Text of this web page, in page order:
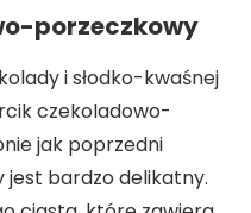
porzeczkowy
i słodko-kwaśnej
czekoladowo-
jak poprzedni
bardzo delikatny.